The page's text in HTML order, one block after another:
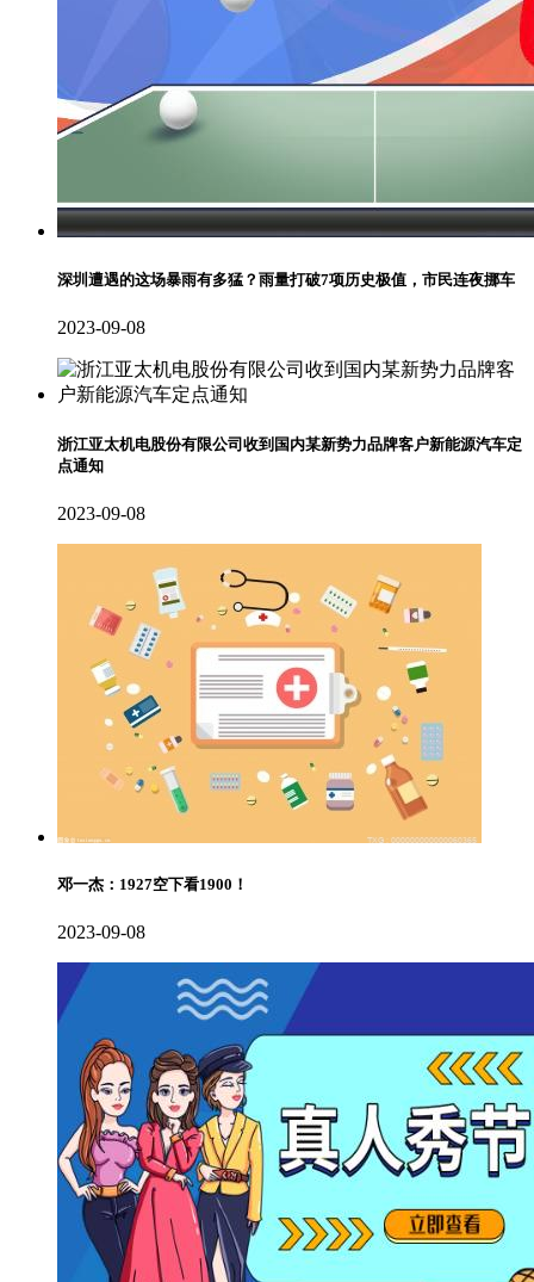
深圳遭遇的这场暴雨有多猛？雨量打破7项历史极值，市民连夜挪车
2023-09-08
浙江亚太机电股份有限公司收到国内某新势力品牌客户新能源汽车定
点通知
2023-09-08
邓一杰：1927空下看1900！
2023-09-08